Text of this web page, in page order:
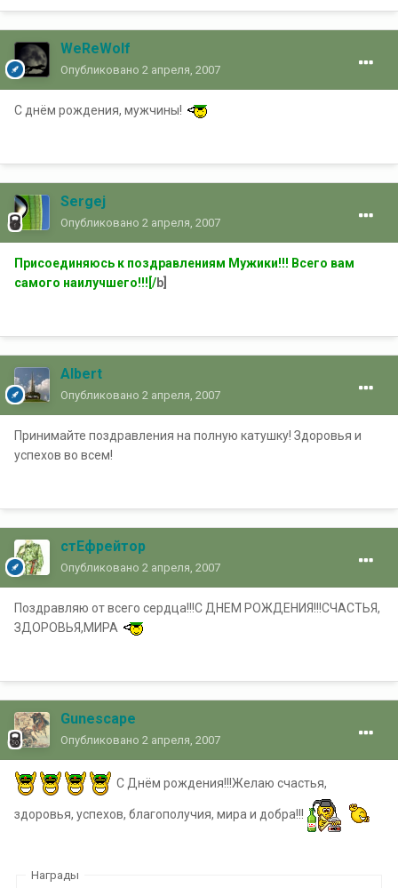
WeReWolf
Опубликовано 2 апреля, 2007
С днём рождения, мужчины!
Sergej
Опубликовано 2 апреля, 2007
Присоединяюсь к поздравлениям Мужики!!! Всего вам
самого наилучшего!!![/b]
Albert
Опубликовано 2 апреля, 2007
Принимайте поздравления на полную катушку! Здоровья и
успехов во всем!
стЕфрейтор
Опубликовано 2 апреля, 2007
Поздравляю от всего сердца!!!С ДНЕМ РОЖДЕНИЯ!!!СЧАСТЬЯ,
ЗДОРОВЬЯ,МИРА
Gunescape
Опубликовано 2 апреля, 2007
С Днём рождения!!!Желаю счастья,
здоровья, успехов, благополучия, мира и добра!!!
Награды